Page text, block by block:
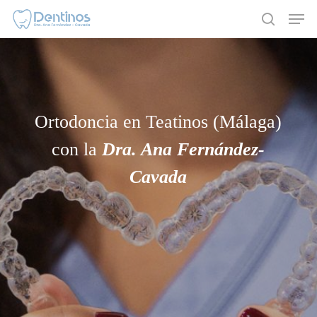
Skip
content
Ortodoncia en Teatinos (Málaga)
con la Dra. Ana Fernández-
Cavada